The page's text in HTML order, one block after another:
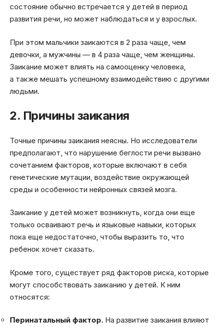
состояние обычно встречается у детей в период
развития речи, но может наблюдаться и у взрослых.
При этом мальчики заикаются в 2 раза чаще, чем
девочки, а мужчины — в 4 раза чаще, чем женщины.
Заикание может влиять на самооценку человека,
а также мешать успешному взаимодействию с другими
людьми.
2. Причины заикания
Точные причины заикания неясны. Но исследователи
предполагают, что нарушение беглости речи вызвано
сочетанием факторов, которые включают в себя
генетические мутации, воздействие окружающей
среды и особенности нейронных связей мозга.
Заикание у детей может возникнуть, когда они еще
только осваивают речь и языковые навыки, которых
пока еще недостаточно, чтобы выразить то, что
ребенок хочет сказать.
Кроме того, существует ряд факторов риска, которые
могут способствовать заиканию у детей. К ним
относятся:
Перинатальный фактор. На развитие заикания влияют